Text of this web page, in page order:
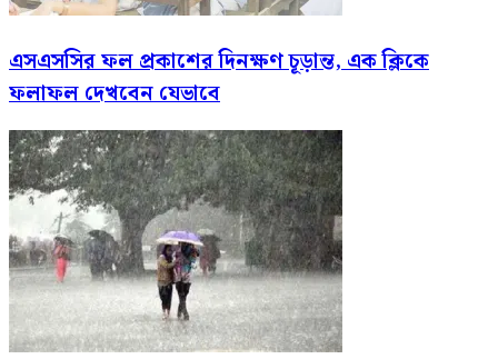
এসএসসির ফল প্রকাশের দিনক্ষণ চূড়ান্ত, এক ক্লিকে
ফলাফল দেখবেন যেভাবে